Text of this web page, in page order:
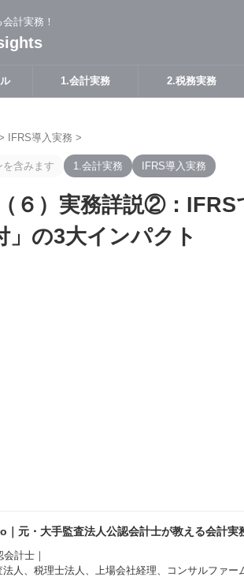
計実務！
1.会計実務 2.税務実務
IFRS導入実務 >
含みます 1.会計実務 IFRS導入実務
６）実務詳説②：
」の3大インパクト
｜元・大手監査法人公認会計士が教える会計実
計士｜
人、税理士法人、上場会社経理、コンサルファー